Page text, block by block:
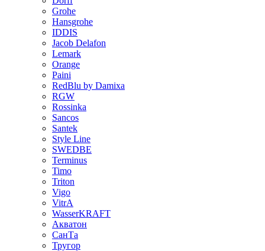
Grohe
Hansgrohe
IDDIS
Jacob Delafon
Lemark
Orange
Paini
RedBlu by Damixa
RGW
Rossinka
Sancos
Santek
Style Line
SWEDBE
Terminus
Timo
Triton
Vigo
VitrA
WasserKRAFT
Акватон
СанТа
Тругор